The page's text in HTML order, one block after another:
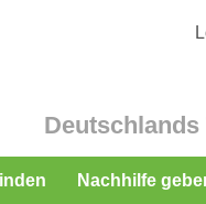
Nachhilfe